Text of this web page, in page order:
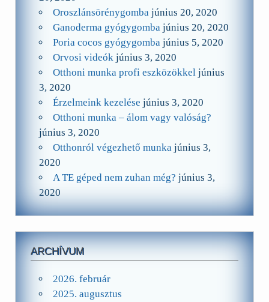
Oroszlánsörénygomba június 20, 2020
Ganoderma gyógygomba június 20, 2020
Poria cocos gyógygomba június 5, 2020
Orvosi videók június 3, 2020
Otthoni munka profi eszközökkel június
3, 2020
Érzelmeink kezelése június 3, 2020
Otthoni munka – álom vagy valóság?
június 3, 2020
Otthonról végezhető munka június 3,
2020
A TE géped nem zuhan még? június 3,
2020
ARCHÍVUM
2026. február
2025. augusztus